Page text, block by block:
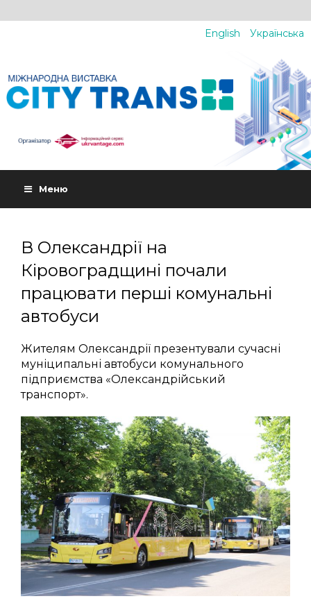
English Українська
Меню
В Олександрії на
Кіровоградщині почали
працювати перші комунальні
автобуси
Жителям Олександрії презентували сучасні
муніципальні автобуси комунального
підприємства «Олександрійський
транспорт».